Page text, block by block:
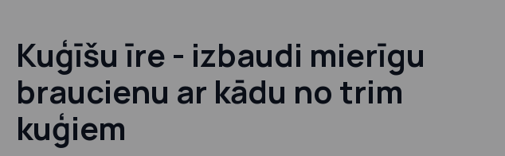
Kuģīšu īre - izbaudi mierīgu
braucienu ar kādu no trim
kuģiem